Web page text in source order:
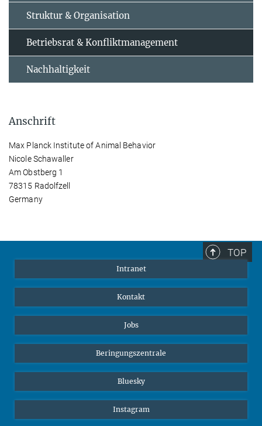
Struktur & Organisation
Betriebsrat & Konfliktmanagement
Nachhaltigkeit
Anschrift
Max Planck Institute of Animal Behavior
Nicole Schawaller
Am Obstberg 1
78315 Radolfzell
Germany
TOP
Intranet
Kontakt
Jobs
Beringungszentrale
Bluesky
Instagram